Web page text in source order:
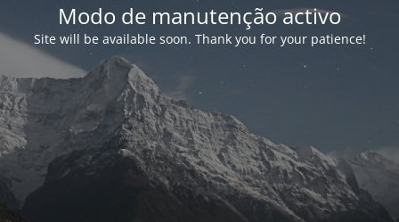
Modo de manutenção activo
Site will be available soon. Thank you for your patience!